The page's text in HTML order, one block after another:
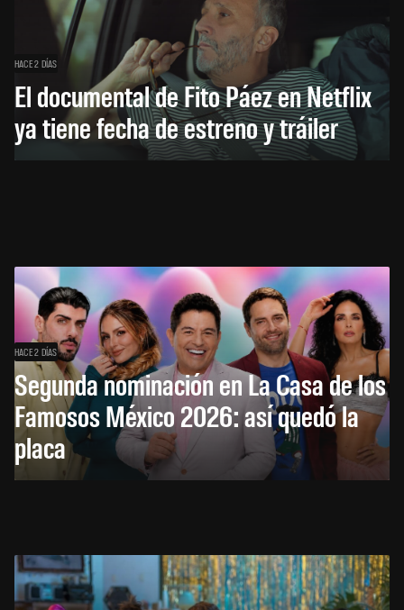
HACE 2 DÍAS
El documental de Fito Páez en Netflix
ya tiene fecha de estreno y tráiler
HACE 2 DÍAS
Segunda nominación en La Casa de los
Famosos México 2026: así quedó la
placa